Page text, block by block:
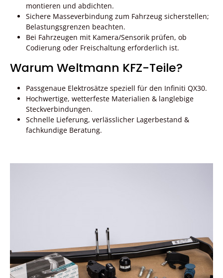
montieren und abdichten.
Sichere Masseverbindung zum Fahrzeug sicherstellen;
Belastungsgrenzen beachten.
Bei Fahrzeugen mit Kamera/Sensorik prüfen, ob
Codierung oder Freischaltung erforderlich ist.
Warum Weltmann KFZ-Teile?
Passgenaue Elektrosätze speziell für den Infiniti QX30.
Hochwertige, wetterfeste Materialien & langlebige
Steckverbindungen.
Schnelle Lieferung, verlässlicher Lagerbestand &
fachkundige Beratung.